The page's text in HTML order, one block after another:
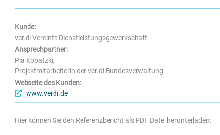
Kunde:
ver.di Vereinte Dienstleistungsgewerkschaft
Ansprechpartner:
Pia Kopatzki,
Projektmitarbeiterin der ver.di Bundesverwaltung
Webseite des Kunden:
www.verdi.de
Hier können Sie den Referenzbericht als PDF Datei herunterladen: